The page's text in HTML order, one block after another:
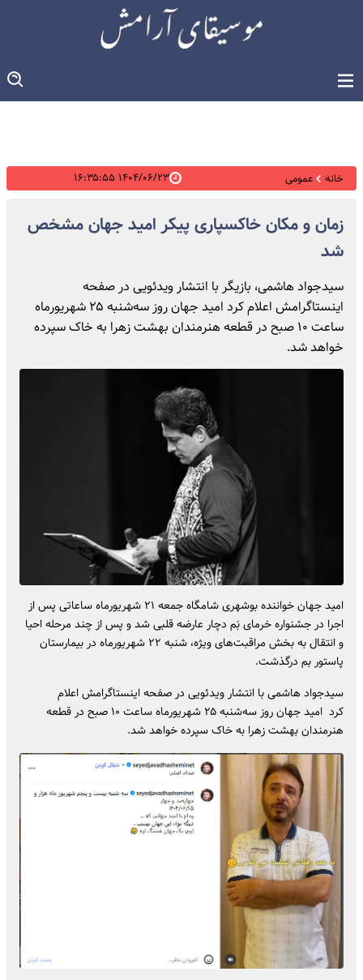
خانه عمومی ۱۴۰۴/۰۶/۲۳ ۱۶:۳۵:۵۵
زمان و مکان خاکسپاری پیکر امید جهان مشخص
شد
سیدجواد هاشمی، بازیگر با انتشار ویدئویی در صفحه
اینستاگرامش اعلام کرد امید جهان روز سه‌شنبه ۲۵ شهریورماه
ساعت ۱۰ صبح در قطعه هنرمندان بهشت زهرا به خاک سپرده
خواهد شد.
امید جهان خواننده بوشهری شامگاه جمعه ۲۱ شهریورماه ساعاتی پس از
اجرا در جشنواره خرمای بَم دچار عارضه قلبی شد و پس از چند مرحله احیا
و انتقال به بخش مراقبت‌های ویژه، شنبه ۲۲ شهریورماه در بیمارستان
پاستور بم درگذشت.
سیدجواد هاشمی با انتشار ویدئویی در صفحه اینستاگرامش اعلام
کرد امید جهان روز سه‌شنبه ۲۵ شهریورماه ساعت ۱۰ صبح در قطعه
هنرمندان بهشت زهرا به خاک سپرده خواهد شد.